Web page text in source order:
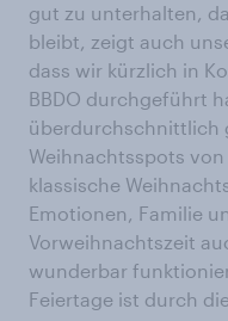
gut zu unterhalten,
bleibt, zeigt auch
dass wir kürzlich in
BBDO durchgeführt
überdurchschnittlich
Weihnachtsspots
klassische
Emotionen, Familie
Vorweihnachtszeit
wunderbar
Feiertage ist durch